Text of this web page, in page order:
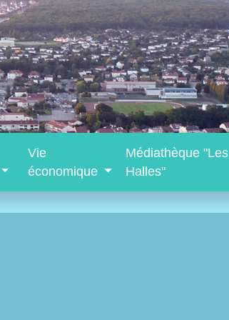
Vie
économique
Médiathèque "Les
Halles"